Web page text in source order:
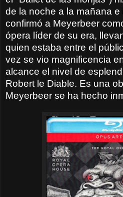
de la noche a la mañana
confirmó a Meyerbeer
ópera líder de su era,
quien estaba entre el
vez se vio magnificencia
alcance el nivel de
Robert le Diable. Es una
Meyerbeer se ha hecho